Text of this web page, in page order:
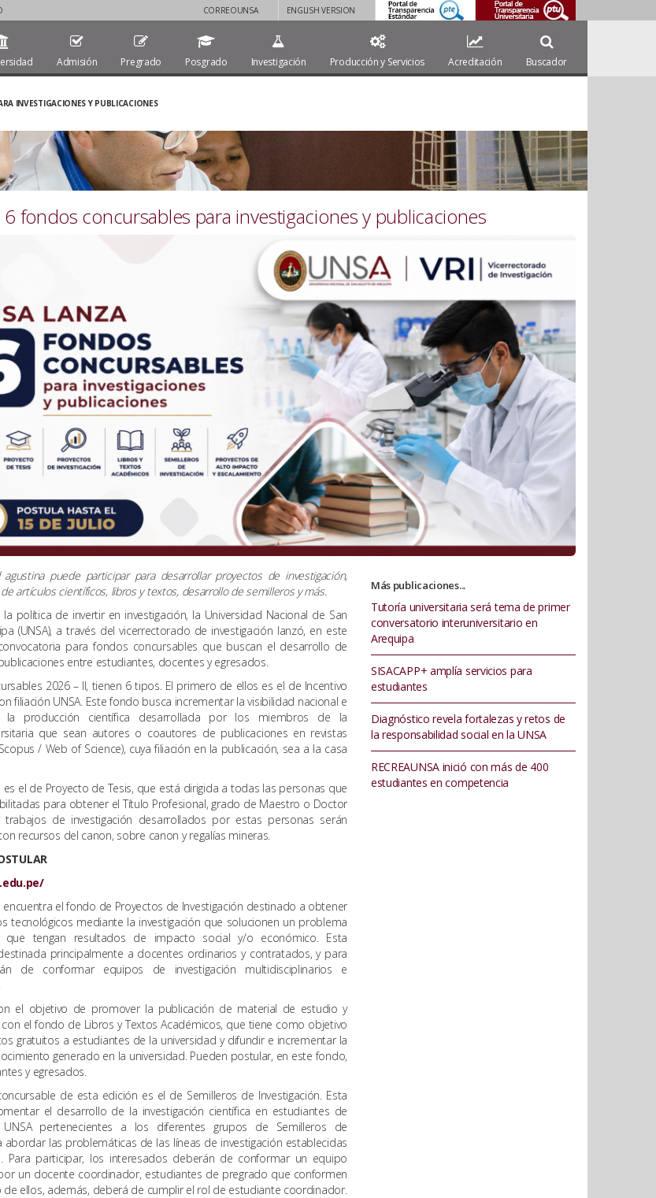
CORREOUNSA ENGLISH VERSION . ..
Admisión Pregrado Posgrado Investigación Producción y Servicios Acreditación Buscador
INVESTIGACIONES Y PUBLICACIONES
6 fondos concursables para investigaciones y publicaciones
agustina puede participar para desarrollar proyectos de investigación,
artículos científicos, libros y textos, desarrollo de semilleros y más.
política de invertir en investigación, la Universidad Nacional de San
(UNSA), a través del vicerrectorado de investigación lanzó, en este
para fondos concursables que buscan el desarrollo de
entre estudiantes, docentes y egresados.
2026 – II, tienen 6 tipos. El primero de ellos es el de Incentivo
filiación UNSA. Este fondo busca incrementar la visibilidad nacional e
la producción científica desarrollada por los miembros de la
que sean autores o coautores de publicaciones en revistas
/ Web of Science), cuya filiación en la publicación, sea a la casa
el de Proyecto de Tesis, que está dirigida a todas las personas que
para obtener el Título Profesional, grado de Maestro o Doctor
trabajos de investigación desarrollados por estas personas serán
recursos del canon, sobre canon y regalías mineras.
encuentra el fondo de Proyectos de Investigación destinado a obtener
tecnológicos mediante la investigación que solucionen un problema
tengan resultados de impacto social y/o económico. Esta
principalmente a docentes ordinarios y contratados, y para
de conformar equipos de investigación multidisciplinarios e
el objetivo de promover la publicación de material de estudio y
el fondo de Libros y Textos Académicos, que tiene como objetivo
gratuitos a estudiantes de la universidad y difundir e incrementar la
generado en la universidad. Pueden postular, en este fondo,
y egresados.
de esta edición es el de Semilleros de Investigación. Esta
el desarrollo de la investigación científica en estudiantes de
pertenecientes a los diferentes grupos de Semilleros de
abordar las problemáticas de las líneas de investigación establecidas
Para participar, los interesados deberán de conformar un equipo
un docente coordinador, estudiantes de pregrado que conformen
de ellos, además, deberá de cumplir el rol de estudiante coordinador.
Más publicaciones...
Tutoría universitaria será tema de primer
conversatorio interuniversitario en
Arequipa
SISACAPP+ amplía servicios para
estudiantes
Diagnóstico revela fortalezas y retos de
la responsabilidad social en la UNSA
RECREAUNSA inició con más de 400
estudiantes en competencia